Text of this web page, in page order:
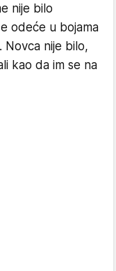
nije bilo
odeće u bojama
Novca nije bilo,
kao da im se na